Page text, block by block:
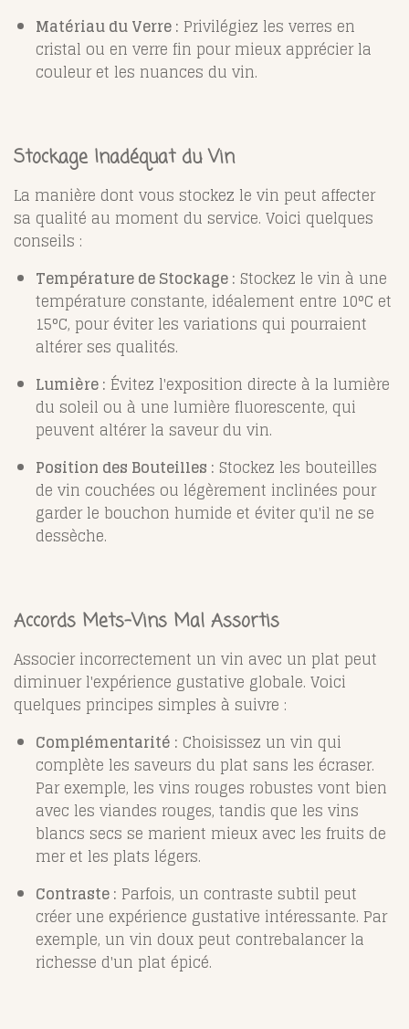
Matériau du Verre : Privilégiez les verres en
cristal ou en verre fin pour mieux apprécier la
couleur et les nuances du vin.
Stockage Inadéquat du Vin
La manière dont vous stockez le vin peut affecter
sa qualité au moment du service. Voici quelques
conseils :
Température de Stockage : Stockez le vin à une
température constante, idéalement entre 10°C et
15°C, pour éviter les variations qui pourraient
altérer ses qualités.
Lumière : Évitez l'exposition directe à la lumière
du soleil ou à une lumière fluorescente, qui
peuvent altérer la saveur du vin.
Position des Bouteilles : Stockez les bouteilles
de vin couchées ou légèrement inclinées pour
garder le bouchon humide et éviter qu'il ne se
dessèche.
Accords Mets-Vins Mal Assortis
Associer incorrectement un vin avec un plat peut
diminuer l'expérience gustative globale. Voici
quelques principes simples à suivre :
Complémentarité : Choisissez un vin qui
complète les saveurs du plat sans les écraser.
Par exemple, les vins rouges robustes vont bien
avec les viandes rouges, tandis que les vins
blancs secs se marient mieux avec les fruits de
mer et les plats légers.
Contraste : Parfois, un contraste subtil peut
créer une expérience gustative intéressante. Par
exemple, un vin doux peut contrebalancer la
richesse d'un plat épicé.